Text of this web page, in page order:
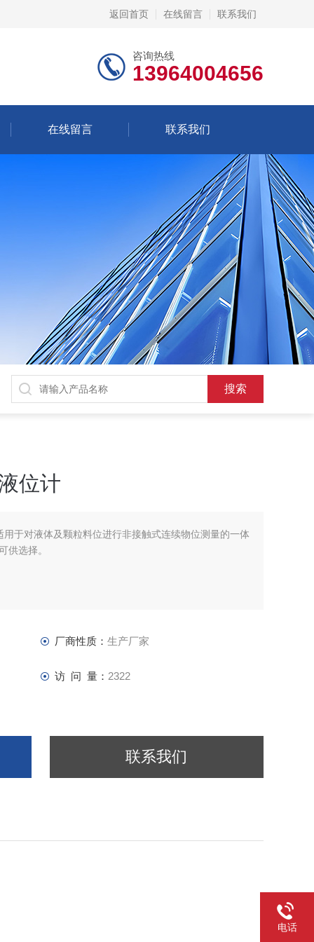
返回首页 在线留言 联系我们
咨询热线
13964004656
在线留言 联系我们
位计
于对液体及颗粒料位进行非接触式连续物位测量的一体
供选择。
厂商性质： 生产厂家
访 问 量： 2322
联系我们
电话